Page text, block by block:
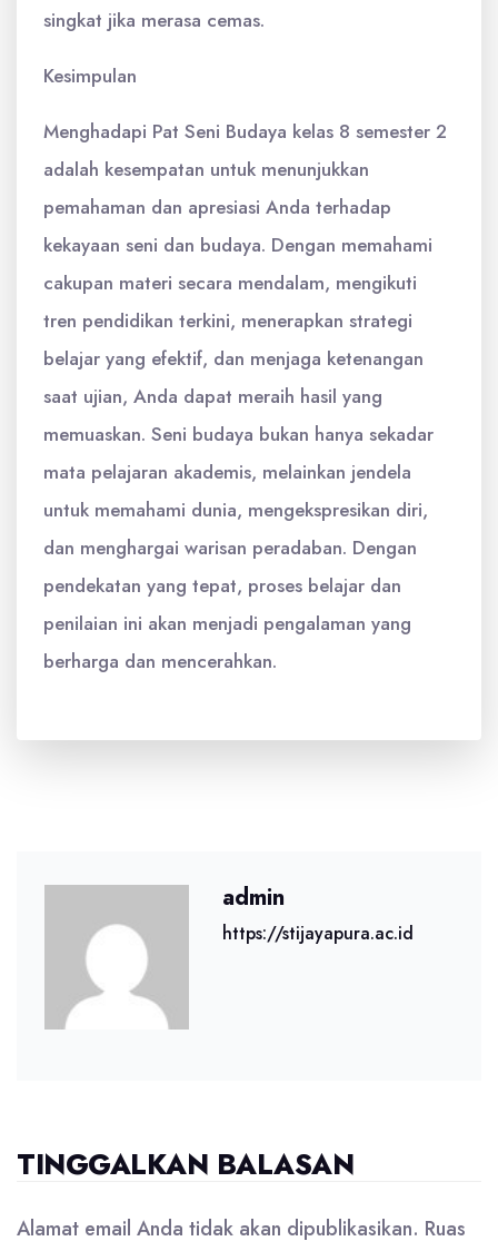
singkat jika merasa cemas.
Kesimpulan
Menghadapi Pat Seni Budaya kelas 8 semester 2
adalah kesempatan untuk menunjukkan
pemahaman dan apresiasi Anda terhadap
kekayaan seni dan budaya. Dengan memahami
cakupan materi secara mendalam, mengikuti
tren pendidikan terkini, menerapkan strategi
belajar yang efektif, dan menjaga ketenangan
saat ujian, Anda dapat meraih hasil yang
memuaskan. Seni budaya bukan hanya sekadar
mata pelajaran akademis, melainkan jendela
untuk memahami dunia, mengekspresikan diri,
dan menghargai warisan peradaban. Dengan
pendekatan yang tepat, proses belajar dan
penilaian ini akan menjadi pengalaman yang
berharga dan mencerahkan.
admin
https://stijayapura.ac.id
TINGGALKAN BALASAN
Alamat email Anda tidak akan dipublikasikan. Ruas